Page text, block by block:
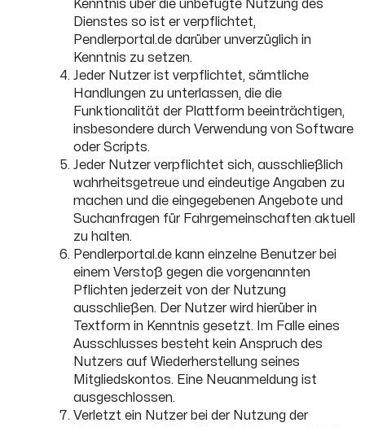
Kenntnis über die unbefugte Nutzung des
Dienstes so ist er verpflichtet,
Pendlerportal.de darüber unverzüglich in
Kenntnis zu setzen.
Jeder Nutzer ist verpflichtet, sämtliche
Handlungen zu unterlassen, die die
Funktionalität der Plattform beeinträchtigen,
insbesondere durch Verwendung von Software
oder Scripts.
Jeder Nutzer verpflichtet sich, ausschließlich
wahrheitsgetreue und eindeutige Angaben zu
machen und die eingegebenen Angebote und
Suchanfragen für Fahrgemeinschaften aktuell
zu halten.
Pendlerportal.de kann einzelne Benutzer bei
einem Verstoß gegen die vorgenannten
Pflichten jederzeit von der Nutzung
ausschließen. Der Nutzer wird hierüber in
Textform in Kenntnis gesetzt. Im Falle eines
Ausschlusses besteht kein Anspruch des
Nutzers auf Wiederherstellung seines
Mitgliedskontos. Eine Neuanmeldung ist
ausgeschlossen.
Verletzt ein Nutzer bei der Nutzung der